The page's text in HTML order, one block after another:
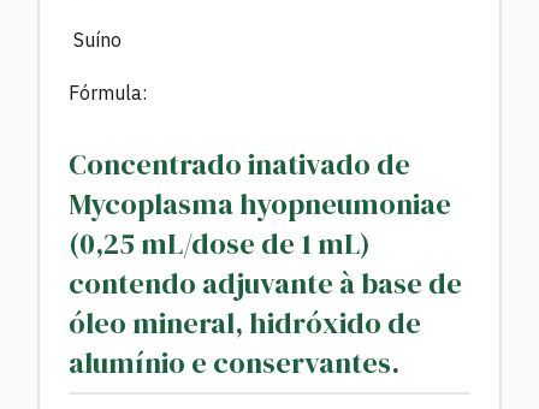
Suíno
Fórmula:
Concentrado inativado de
Mycoplasma hyopneumoniae
(0,25 mL/dose de 1 mL)
contendo adjuvante à base de
óleo mineral, hidróxido de
alumínio e conservantes.